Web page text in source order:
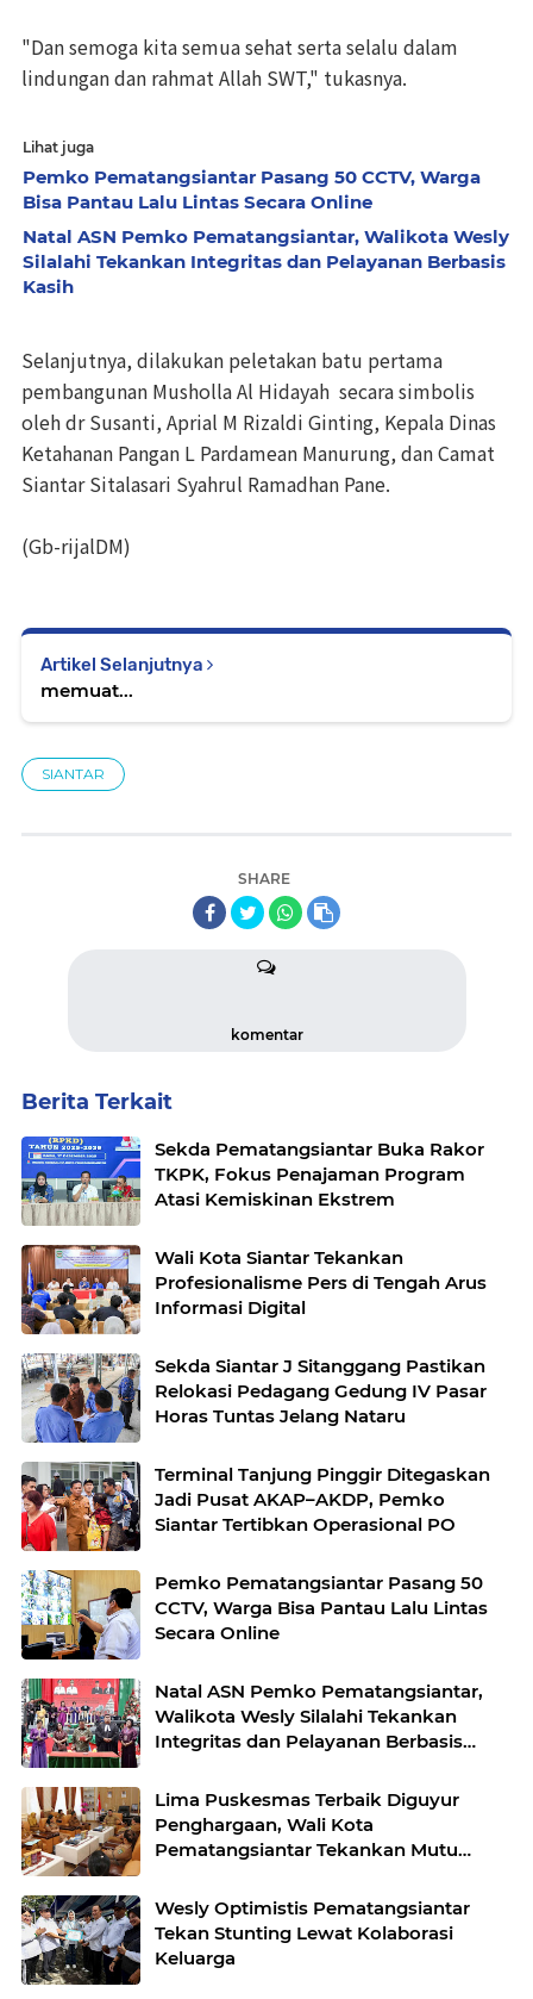
"Dan semoga kita semua sehat serta selalu dalam
lindungan dan rahmat Allah SWT," tukasnya.
Lihat juga
Pemko Pematangsiantar Pasang 50 CCTV, Warga
Bisa Pantau Lalu Lintas Secara Online
Natal ASN Pemko Pematangsiantar, Walikota Wesly
Silalahi Tekankan Integritas dan Pelayanan Berbasis
Kasih
Selanjutnya, dilakukan peletakan batu pertama
pembangunan Musholla Al Hidayah secara simbolis
oleh dr Susanti, Aprial M Rizaldi Ginting, Kepala Dinas
Ketahanan Pangan L Pardamean Manurung, dan Camat
Siantar Sitalasari Syahrul Ramadhan Pane.
(Gb-rijalDM)
Artikel Selanjutnya
memuat...
SIANTAR
SHARE
komentar
Berita Terkait
Sekda Pematangsiantar Buka Rakor
TKPK, Fokus Penajaman Program
Atasi Kemiskinan Ekstrem
Wali Kota Siantar Tekankan
Profesionalisme Pers di Tengah Arus
Informasi Digital
Sekda Siantar J Sitanggang Pastikan
Relokasi Pedagang Gedung IV Pasar
Horas Tuntas Jelang Nataru
Terminal Tanjung Pinggir Ditegaskan
Jadi Pusat AKAP–AKDP, Pemko
Siantar Tertibkan Operasional PO
Pemko Pematangsiantar Pasang 50
CCTV, Warga Bisa Pantau Lalu Lintas
Secara Online
Natal ASN Pemko Pematangsiantar,
Walikota Wesly Silalahi Tekankan
Integritas dan Pelayanan Berbasis
Lima Puskesmas Terbaik Diguyur
Penghargaan, Wali Kota
Pematangsiantar Tekankan Mutu
Wesly Optimistis Pematangsiantar
Tekan Stunting Lewat Kolaborasi
Keluarga